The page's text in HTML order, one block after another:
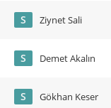
S Ziynet Sali
S Demet Akalın
S Gökhan Keser